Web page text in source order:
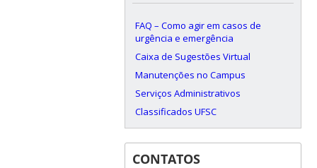
FAQ – Como agir em casos de
urgência e emergência
Caixa de Sugestões Virtual
Manutenções no Campus
Serviços Administrativos
Classificados UFSC
CONTATOS